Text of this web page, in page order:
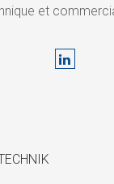
et